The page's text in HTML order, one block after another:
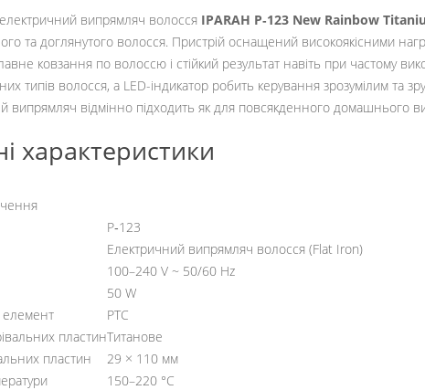
випрямляч волосся IPARAH P‑123 New Rainbow
та доглянутого волосся. Пристрій оснащений високоякісними
ковзання по волоссю і стійкий результат навіть при частому
типів волосся, а LED-індикатор робить керування зрозумілим та
випрямляч відмінно підходить як для повсякденного домашнього
характеристики
P‑123
Електричний випрямляч волосся (Flat Iron)
100–240 V ~ 50/60 Hz
50 W
елемент
PTC
пластинТитанове
пластин
29 × 110 мм
150–220 °C